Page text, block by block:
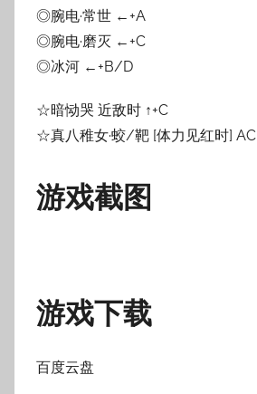
◎腕电·常世 ←+A
◎腕电·磨灭 ←+C
◎冰河 ←+B/D
☆暗恸哭 近敌时 ↑+C
☆真八稚女·蛟/靶 [体力见红时] AC
游戏截图
游戏下载
百度云盘